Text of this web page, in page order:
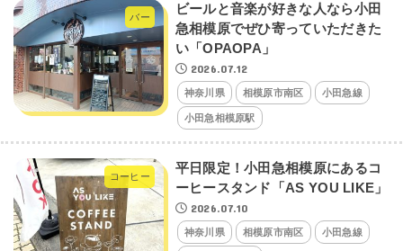
バー
ビールと音楽が好きな人なら小田
急相模原でぜひ寄っていただきた
い「OPAOPA」
2026.07.12
神奈川県 相模原市南区 小田急線
小田急相模原駅
コーヒー
平日限定！小田急相模原にあるコ
ーヒースタンド「AS YOU LIKE」
2026.07.10
神奈川県 相模原市南区 小田急線